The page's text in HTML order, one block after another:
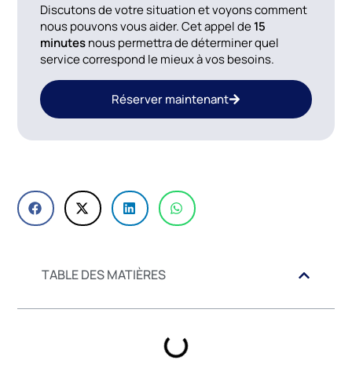
Discutons de votre situation et voyons comment
nous pouvons vous aider. Cet appel de15
minutesnous permettra de déterminer quel
service correspond le mieux à vos besoins.
Réserver maintenant
TABLE DES MATIÈRES